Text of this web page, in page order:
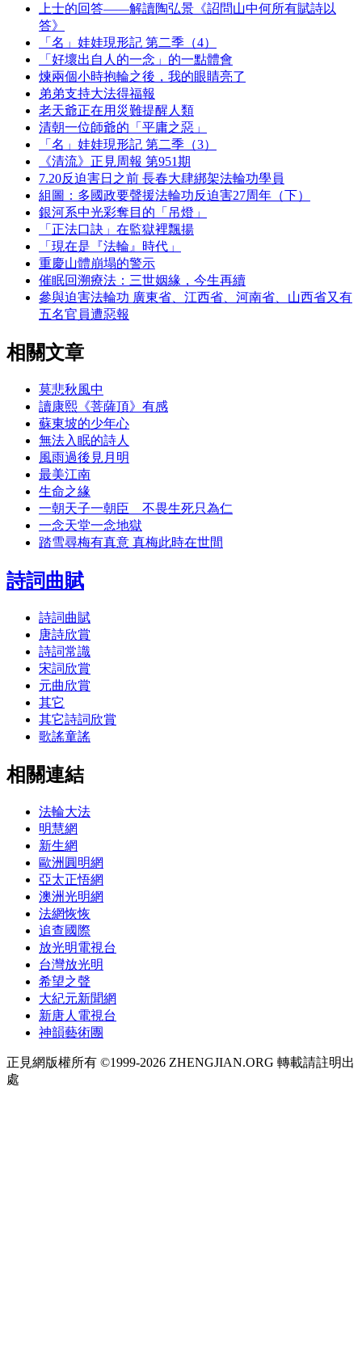
上士的回答——解讀陶弘景《詔問山中何所有賦詩以
答》
「名」娃娃現形記 第二季（4）
「好壞出自人的一念」的一點體會
煉兩個小時抱輪之後，我的眼睛亮了
弟弟支持大法得福報
老天爺正在用災難提醒人類
清朝一位師爺的「平庸之惡」
「名」娃娃現形記 第二季（3）
《清流》正見周報 第951期
7.20反迫害日之前 長春大肆綁架法輪功學員
組圖：多國政要聲援法輪功反迫害27周年（下）
銀河系中光彩奪目的「吊燈」
「正法口訣」在監獄裡飄揚
「現在是『法輪』時代」
重慶山體崩塌的警示
催眠回溯療法：三世姻緣，今生再續
參與迫害法輪功 廣東省、江西省、河南省、山西省又有
五名官員遭惡報
相關文章
莫悲秋風中
讀康熙《菩薩頂》有感
蘇東坡的少年心
無法入眠的詩人
風雨過後見月明
最美江南
生命之緣
一朝天子一朝臣 不畏生死只為仁
一念天堂一念地獄
踏雪尋梅有真意 真梅此時在世間
詩詞曲賦
詩詞曲賦
唐詩欣賞
詩詞常識
宋詞欣賞
元曲欣賞
其它
其它詩詞欣賞
歌謠童謠
相關連結
法輪大法
明慧網
新生網
歐洲圓明網
亞太正悟網
澳洲光明網
法網恢恢
追查國際
放光明電視台
台灣放光明
希望之聲
大紀元新聞網
新唐人電視台
神韻藝術團
正見網版權所有 ©1999-2026 ZHENGJIAN.ORG 轉載請註明出
處